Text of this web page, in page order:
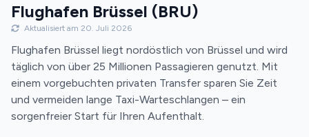
Flughafen Brüssel (BRU)
Aktualisiert am 20. Juli 2026
Flughafen Brüssel liegt nordöstlich von Brüssel und wird
täglich von über 25 Millionen Passagieren genutzt. Mit
einem vorgebuchten privaten Transfer sparen Sie Zeit
und vermeiden lange Taxi-Warteschlangen – ein
sorgenfreier Start für Ihren Aufenthalt.